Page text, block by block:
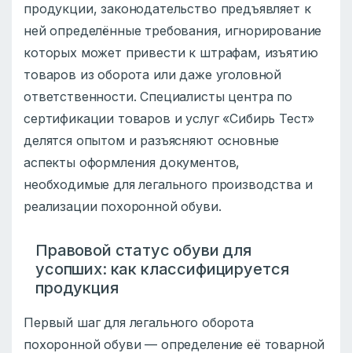
продукции, законодательство предъявляет к
ней определённые требования, игнорирование
которых может привести к штрафам, изъятию
товаров из оборота или даже уголовной
ответственности. Специалисты центра по
сертификации товаров и услуг «Сибирь Тест»
делятся опытом и разъясняют основные
аспекты оформления документов,
необходимые для легального производства и
реализации похоронной обуви.
Правовой статус обуви для
усопших: как классифицируется
продукция
Первый шаг для легального оборота
похоронной обуви — определение её товарной